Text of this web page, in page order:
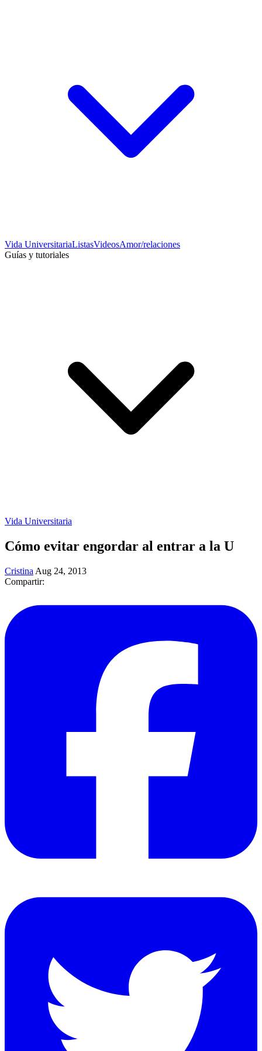
Vida UniversitariaListasVideosAmor/relaciones
Guías y tutoriales
Vida Universitaria
Cómo evitar engordar al entrar a la U
Cristina Aug 24, 2013
Compartir: